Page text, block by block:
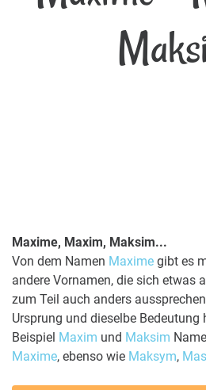
Maxime, Maxim, Maksim...
Von dem Namen Maxime gibt es
andere Vornamen, die sich etwas
zum Teil auch anders
Ursprung und dieselbe Bedeutung
Beispiel Maxim und Maksim
Maxime, ebenso wie Maksym,